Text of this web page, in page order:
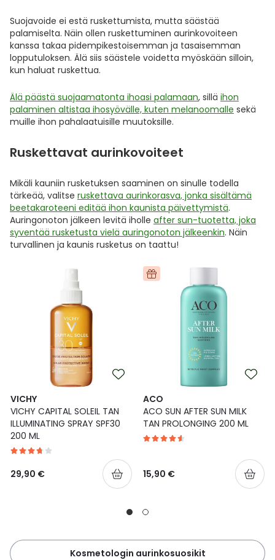
Suojavoide ei estä ruskettumista, mutta säästää
palamiselta. Näin ollen ruskettuminen aurinkovoiteen
kanssa takaa pidempikestoisemman ja tasaisemman
lopputuloksen. Älä siis säästele voidetta myöskään silloin,
kun haluat ruskettua.
Älä päästä suojaamatonta ihoasi palamaan, sillä ihon
palaminen altistaa ihosyövälle, kuten melanoomalle sekä
muille ihon pahalaatuisille muutoksille.
Ruskettavat aurinkovoiteet
Mikäli kauniin rusketuksen saaminen on sinulle todella
tärkeää, valitse ruskettava aurinkorasva, jonka sisältämä
beetakaroteeni editää ihon kaunista päivettymistä.
Auringonoton jälkeen levitä iholle after sun-tuotetta, joka
syventää rusketusta vielä auringonoton jälkeenkin. Näin
turvallinen ja kaunis rusketus on taattu!
VICHY
VICHY CAPITAL SOLEIL TAN
ILLUMINATING SPRAY SPF30
200 ML
29,90 €
ACO
ACO SUN AFTER SUN MILK
TAN PROLONGING 200 ML
15,90 €
Kosmetologin aurinkosuosikit